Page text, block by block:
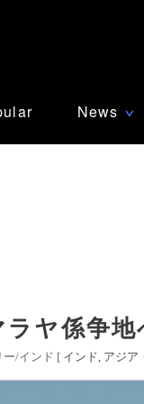
News ∨
ヤ係争
ー/インド [ インド アジア